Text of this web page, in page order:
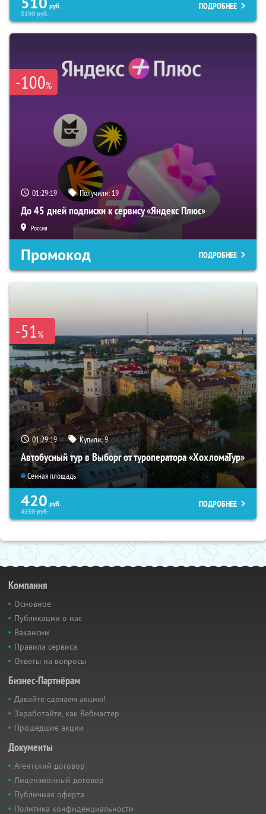
руб.
5190руб.
ПОДРОБНЕЕ
-100%
01:29:18 Получили: 19
До 45 дней подписки к сервису «Яндекс Плюс»
Россия
Промокод ПОДРОБНЕЕ
-51%
01:29:18 Купили:9
Автобусный тур в Выборг от туроператора «ХохломаТур»
Сенная площадь
420 руб.
4230руб.
ПОДРОБНЕЕ
Компания
Основное
Публикации о нас
Вакансии
Правила сервиса
Ответы на вопросы
Бизнес-Партнёрам
Давайте сделаем акцию!
Заработайте, как Вебмастер
Прошедшие акции
Документы
Агентский договор
Лицензионный договор
Публичная оферта
Политика конфиденциальности